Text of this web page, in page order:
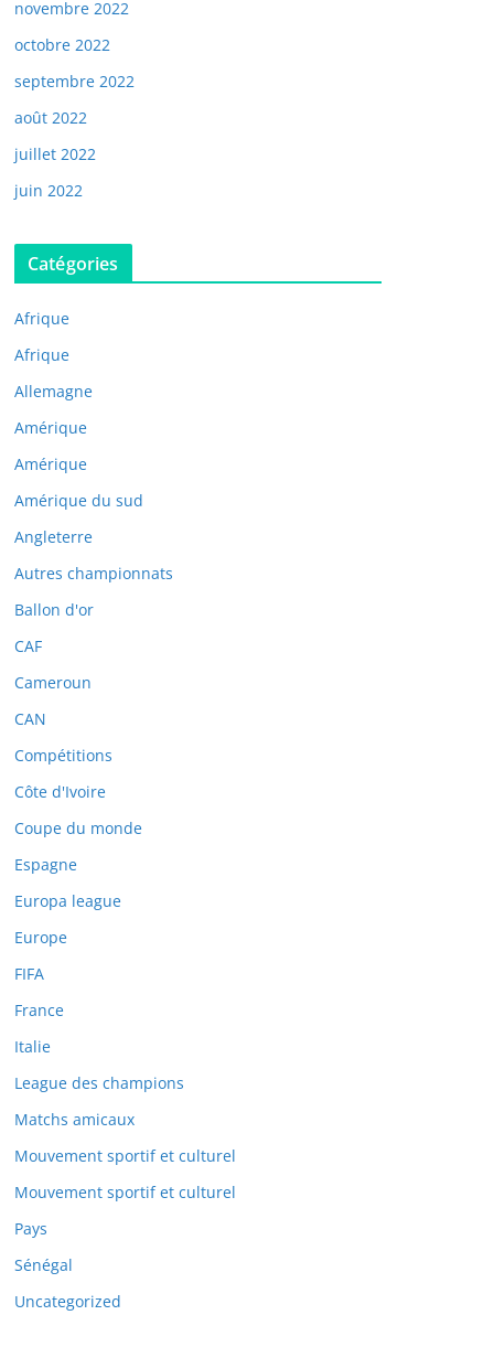
novembre 2022
octobre 2022
septembre 2022
août 2022
juillet 2022
juin 2022
Catégories
Afrique
Afrique
Allemagne
Amérique
Amérique
Amérique du sud
Angleterre
Autres championnats
Ballon d'or
CAF
Cameroun
CAN
Compétitions
Côte d'Ivoire
Coupe du monde
Espagne
Europa league
Europe
FIFA
France
Italie
League des champions
Matchs amicaux
Mouvement sportif et culturel
Mouvement sportif et culturel
Pays
Sénégal
Uncategorized